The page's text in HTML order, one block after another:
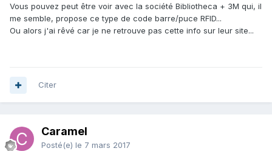
Vous pouvez peut être voir avec la société Bibliotheca + 3M qui, il
me semble, propose ce type de code barre/puce RFID...
Ou alors j'ai rêvé car je ne retrouve pas cette info sur leur site...
Citer
Caramel
Posté(e) le 7 mars 2017